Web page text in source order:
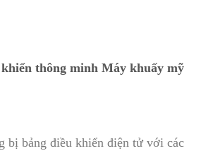
thông minh Máy khuấy mỹ
bị bảng điều khiển điện tử với các